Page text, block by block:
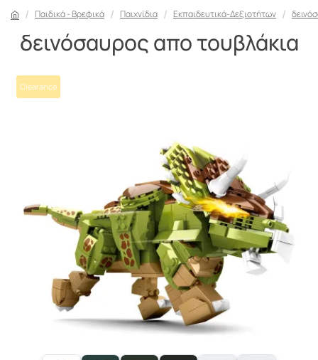
Παιδικά - Βρεφικά Παιχνίδια Εκπαιδευτικά-Δεξιοτήτων
δεινόσαυρος απο τουβλάκια
Clearance